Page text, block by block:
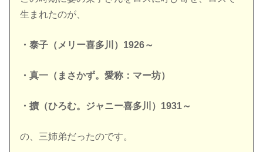
生まれたのが、
・泰子（メリー喜多川）1926～
・真一（まさかず。愛称：マー坊）
・擴（ひろむ。ジャニー喜多川）1931～
の、三姉弟だったのです。